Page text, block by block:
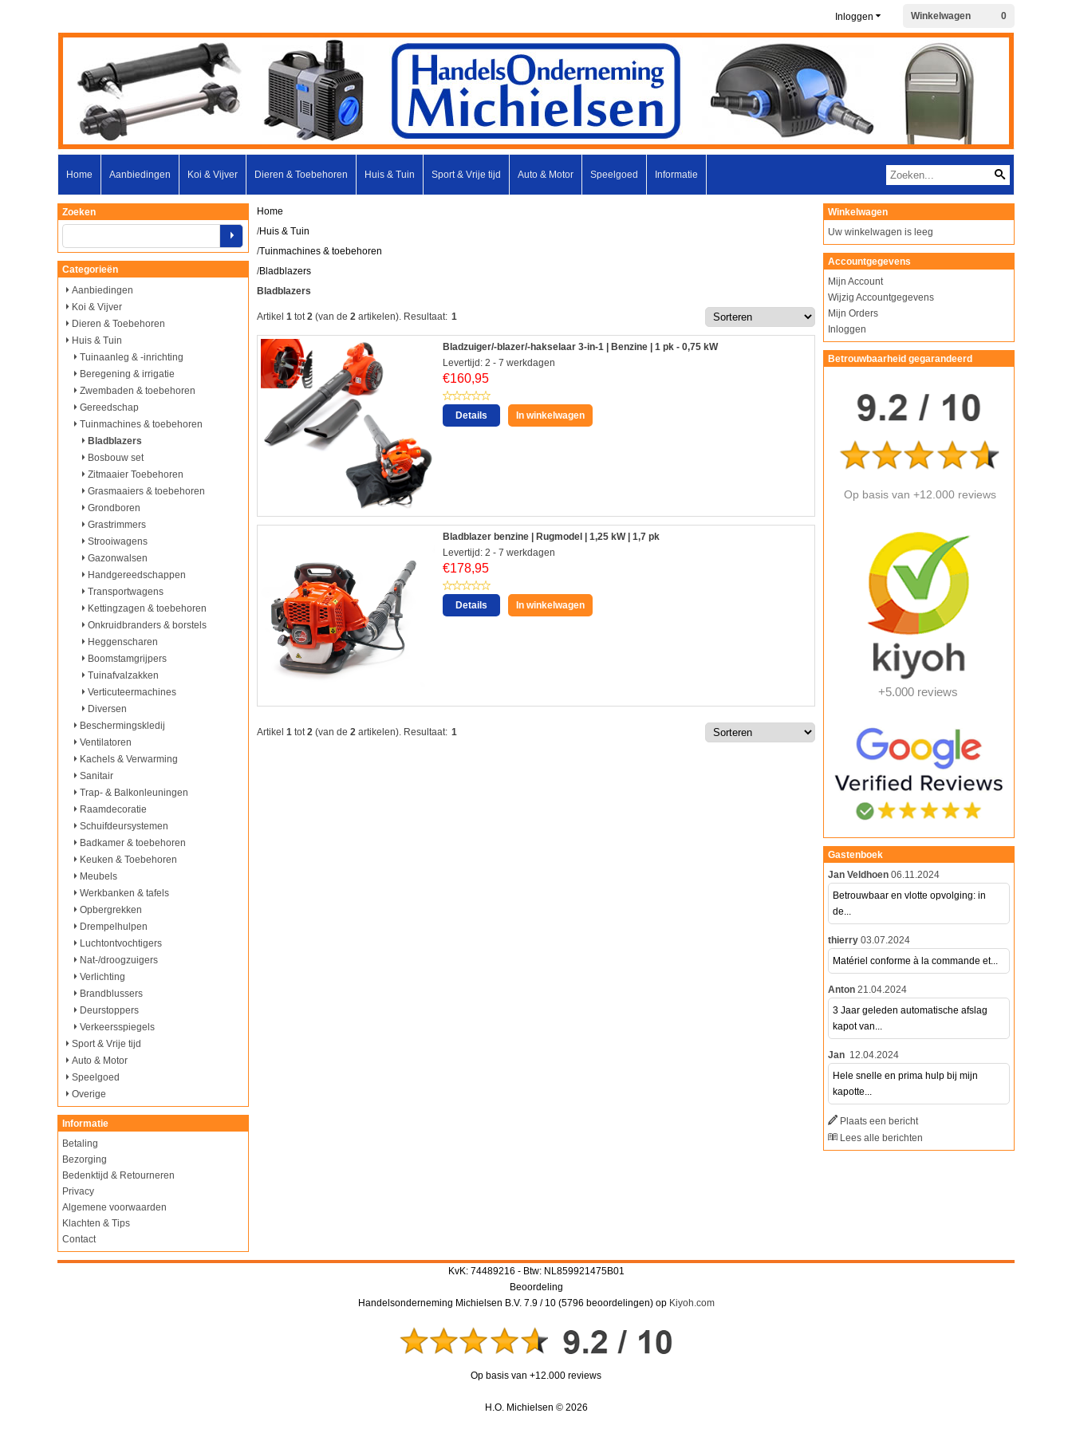
Winkelwagen 0
Inloggen
Home Aanbiedingen Koi & Vijver Dieren & Toebehoren Huis & Tuin Sport & Vrije tijd Auto & Motor Speelgoed Informatie
Zoeken
Categorieën
Aanbiedingen
Koi & Vijver
Dieren & Toebehoren
Huis & Tuin
Tuinaanleg & -inrichting
Beregening & irrigatie
Zwembaden & toebehoren
Gereedschap
Tuinmachines & toebehoren
Bladblazers
Bosbouw set
Zitmaaier Toebehoren
Grasmaaiers & toebehoren
Grondboren
Grastrimmers
Strooiwagens
Gazonwalsen
Handgereedschappen
Transportwagens
Kettingzagen & toebehoren
Onkruidbranders & borstels
Heggenscharen
Boomstamgrijpers
Tuinafvalzakken
Verticuteermachines
Diversen
Beschermingskledij
Ventilatoren
Kachels & Verwarming
Sanitair
Trap- & Balkonleuningen
Raamdecoratie
Schuifdeursystemen
Badkamer & toebehoren
Keuken & Toebehoren
Meubels
Werkbanken & tafels
Opbergrekken
Drempelhulpen
Luchtontvochtigers
Nat-/droogzuigers
Verlichting
Brandblussers
Deurstoppers
Verkeersspiegels
Sport & Vrije tijd
Auto & Motor
Speelgoed
Overige
Informatie
Betaling
Bezorging
Bedenktijd & Retourneren
Privacy
Algemene voorwaarden
Klachten & Tips
Contact
Home
/Huis & Tuin
/Tuinmachines & toebehoren
/Bladblazers
Bladblazers
Artikel 1 tot2 (van de 2 artikelen). Resultaat: 1
Bladzuiger/-blazer/-hakselaar 3-in-1 | Benzine | 1 pk - 0,75 kW
Levertijd: 2 - 7 werkdagen
€160,95
Details In winkelwagen
Bladblazer benzine | Rugmodel | 1,25 kW | 1,7 pk
Levertijd: 2 - 7 werkdagen
€178,95
Details In winkelwagen
Artikel 1 tot2 (van de 2 artikelen). Resultaat: 1
Winkelwagen
Uw winkelwagen is leeg
Accountgegevens
Mijn Account
Wijzig Accountgegevens
Mijn Orders
Inloggen
Betrouwbaarheid gegarandeerd
Op basis van +12.000 reviews
+5.000 reviews
Gastenboek
Jan Veldhoen 06.11.2024
Betrouwbaar en vlotte opvolging: in
de...
thierry 03.07.2024
Matériel conforme à la commande et...
Anton 21.04.2024
3 Jaar geleden automatische afslag
kapot van...
Jan 12.04.2024
Hele snelle en prima hulp bij mijn
kapotte...
Plaats een bericht
Lees alle berichten
KvK: 74489216 - Btw: NL859921475B01
Beoordeling
Handelsonderneming Michielsen B.V. 7.9/ 10(5796 beoordelingen) op Kiyoh.com
Op basis van +12.000 reviews
H.O. Michielsen © 2026